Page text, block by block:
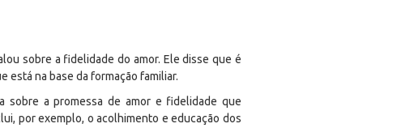
sobre a fidelidade do amor. Ele disse que é
está na base da formação familiar.
sobre a promessa de amor e fidelidade que
por exemplo, o acolhimento e educação dos